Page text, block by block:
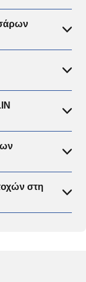
στη